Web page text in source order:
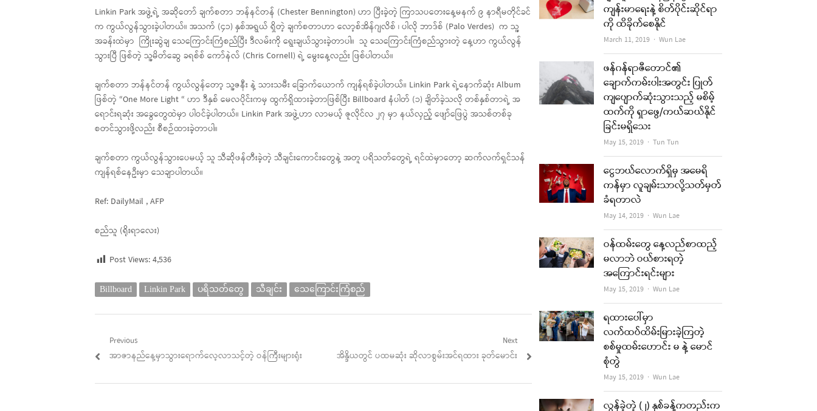
Linkin Park အဖွဲ့ရဲ့ အဆိုတော် ချက်စတာ ဘန်နင်တန် (Chester Bennington) ဟာ ပြီးခဲ့တဲ့ ကြာသပတေးနေ့မနက် ၉ နာရီမတိုင်ခင်
က ကွယ်လွန်သွားခဲ့ပါတယ်။ အသက် (၄၁) နှစ်အရွယ် ရှိတဲ့ ချက်စတာဟာ လော့စ်အိန်ဂျလိစ် ၊ ပါလို ဘာဒ်စ် (Palo Verdes) က သူ့
အခန်းထဲမှာ ကြိုးဆွဲချ သေကြောင်းကြံစည်ပြီး ဒီလမ်းကို ရွေးချယ်သွားခဲ့တာပါ။ သူ သေကြောင်းကြံစည်သွားတဲ့ နေ့ဟာ ကွယ်လွန်
သွားပြီ ဖြစ်တဲ့ သူ့မိတ်ဆွေ ခရစ်စ် ကော်နဲလ် (Chris Cornell) ရဲ့ မွေးနေ့လည်း ဖြစ်ပါတယ်။
ချက်စတာ ဘန်နင်တန် ကွယ်လွန်တော့ သူ့ဇနီး နဲ့ သားသမီး ခြောက်ယောက် ကျန်ရစ်ခဲ့ပါတယ်။ Linkin Park ရဲ့နောက်ဆုံး Album
ဖြစ်တဲ့ “One More Light “ ဟာ ဒီနှစ် မေလပိုင်းကမှ ထွက်ရှိထားခဲ့တာဖြစ်ပြီး Billboard နံပါတ် (၁) ချိတ်ခဲ့သလို တစ်နှစ်တာရဲ့ အ
ရောင်းရဆုံး အခွေတွေထဲမှာ ပါဝင်ခဲ့ပါတယ်။ Linkin Park အဖွဲ့ဟာ လာမယ့် ဇူလိုင်လ ၂၇ မှာ နယ်လှည့် ဖျော်ဖြေပွဲ အသစ်တစ်ခု
စတင်သွားဖို့လည်း စီစဉ်ထားခဲ့တာပါ။
ချက်စတာ ကွယ်လွန်သွားပေမယ့် သူ သီဆိုဖန်တီးခဲ့တဲ့ သီချင်းကောင်းတွေနဲ့ အတူ ပရိသတ်တွေရဲ့ ရင်ထဲမှာတော့ ဆက်လက်ရှင်သန်
ကျန်ရစ်နေဦးမှာ သေချာပါတယ်။
Ref: DailyMail , AFP
စည်သူ (ရိုးရာလေး)
Post Views:4,536
Billboard Linkin Park ပရိသတ်တွေ သီချင်း သေကြောင်းကြံစည်
Post
navigation
Previous
Previous
အာဇာနည်နေ့မှာသွားရောက်လေ့လာသင့်တဲ့ ဝန်ကြီးများရုံး
Next
Next
အိန္ဒိယတွင် ပထမဆုံး ဆိုလာစွမ်းအင်ရထား ခုတ်မောင်း
ကျန်းမာရေးနဲ့ စိတ်ပိုင်းဆိုင်ရာ
ကို ထိခိုက်စေနိုင်
March 11, 2019 Author
Wun Lae
ဖန်ဂန်ရာဇီတောင်၏
ချောက်ကမ်းပါးအတွင်း ပြုတ်
ကျပျောက်ဆုံးသွားသည့် မစိမ့်
ထက်ကို ရှာဖွေ/ကယ်ဆယ်နိုင်
ခြင်းမရှိသေး
May 15, 2019 Author
Tun Tun
ငွေဘယ်လောက်ရှိမှ အမေရိ
ကန်မှာ လူချမ်းသာလို့သတ်မှတ်
ခံရတာလဲ
May 14, 2019 Author
Wun Lae
ဝန်ထမ်းတွေ နေ့လည်စာထည့်
မလာဘဲ ဝယ်စားရတဲ့
အကြောင်းရင်းများ
May 15, 2019 Author
Wun Lae
ရထားပေါ်မှာ
လက်ထပ်ထိမ်းမြားခဲ့ကြတဲ့
စစ်မှုထမ်းဟောင်း မ နဲ့ မောင်
စုံတွဲ
May 15, 2019 Author
Wun Lae
လွန်ခဲ့တဲ့ (၂) နှစ်ခန့်ကတည်းက